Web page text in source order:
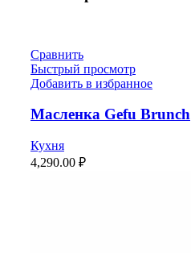
Сравнить
Быстрый просмотр
Добавить в избранное
Масленка Gefu Brunch
Кухня
4,290.00 ₽